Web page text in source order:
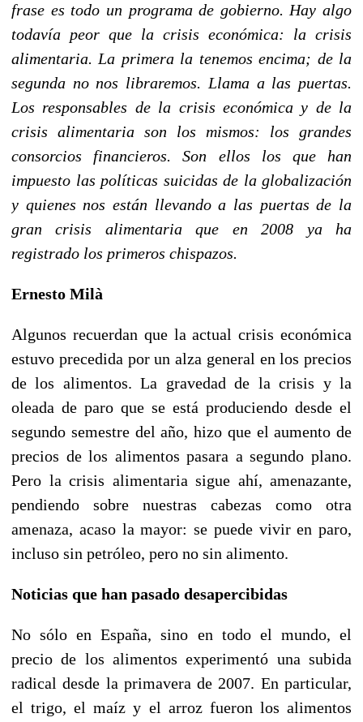
frase es todo un programa de gobierno. Hay algo
todavía peor que la crisis económica: la crisis
alimentaria. La primera la tenemos encima; de la
segunda no nos libraremos. Llama a las puertas.
Los responsables de la crisis económica y de la
crisis alimentaria son los mismos: los grandes
consorcios financieros. Son ellos los que han
impuesto las políticas suicidas de la globalización
y quienes nos están llevando a las puertas de la
gran crisis alimentaria que en 2008 ya ha
registrado los primeros chispazos.
Ernesto Milà
Algunos recuerdan que la actual crisis económica
estuvo precedida por un alza general en los precios
de los alimentos. La gravedad de la crisis y la
oleada de paro que se está produciendo desde el
segundo semestre del año, hizo que el aumento de
precios de los alimentos pasara a segundo plano.
Pero la crisis alimentaria sigue ahí, amenazante,
pendiendo sobre nuestras cabezas como otra
amenaza, acaso la mayor: se puede vivir en paro,
incluso sin petróleo, pero no sin alimento.
Noticias que han pasado desapercibidas
No sólo en España, sino en todo el mundo, el
precio de los alimentos experimentó una subida
radical desde la primavera de 2007. En particular,
el trigo, el maíz y el arroz fueron los alimentos